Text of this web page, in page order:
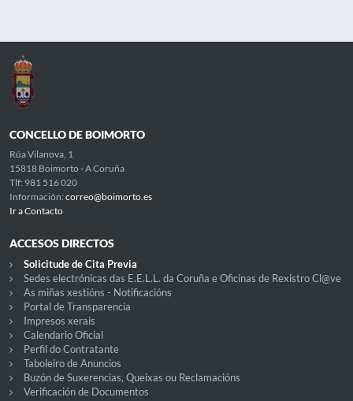
CONCELLO DE BOIMORTO
Rúa Vilanova, 1
15818 Boimorto - A Coruña
Tlf: 981 516 020
Información: correo@boimorto.es
Ir a Contacto
ACCESOS DIRECTOS
Solicitude de Cita Previa
Sedes electrónicas das E.E.L.L. da Coruña e Oficinas de Rexistro Cl@ve
As miñas xestións - Notificacións
Portal de Transparencia
Impresos xerais
Calendario Oficial
Perfil do Contratante
Taboleiro de Anuncios
Buzón de Suxerencias, Queixas ou Reclamacións
Verificación de Documentos